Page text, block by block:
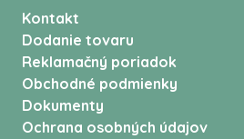
Kontakt
Dodanie tovaru
Reklamačný poriadok
Obchodné podmienky
Dokumenty
Ochrana osobných údajov